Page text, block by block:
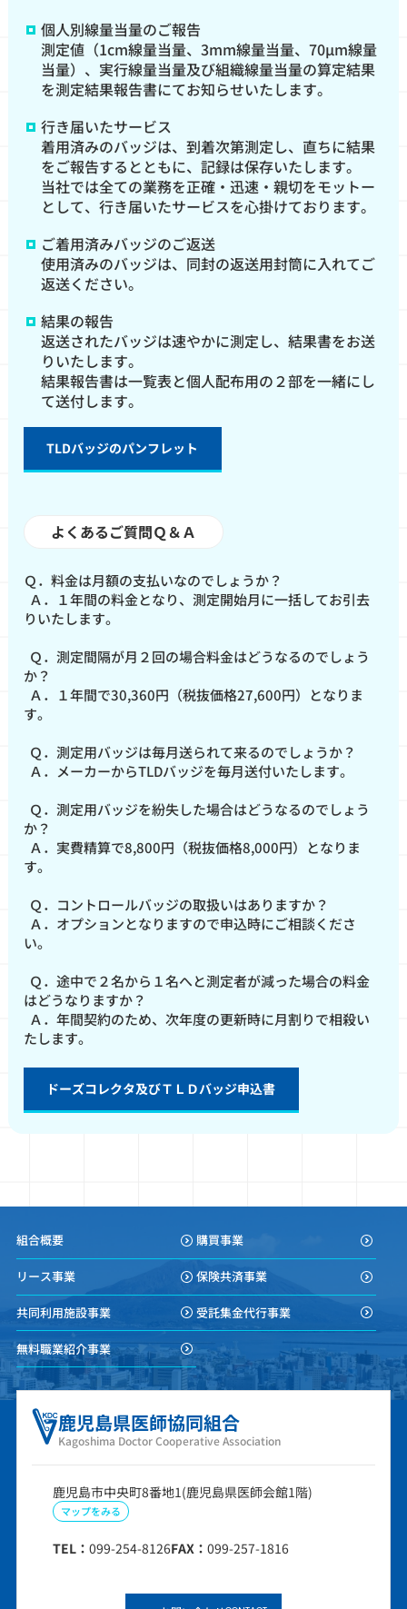
個人別線量当量のご報告
測定値（1cm線量当量、3mm線量当量、70μm線量
当量）、実行線量当量及び組織線量当量の算定結果
を測定結果報告書にてお知らせいたします。
行き届いたサービス
着用済みのバッジは、到着次第測定し、直ちに結果
をご報告するとともに、記録は保存いたします。
当社では全ての業務を正確・迅速・親切をモットー
として、行き届いたサービスを心掛けております。
ご着用済みバッジのご返送
使用済みのバッジは、同封の返送用封筒に入れてご
返送ください。
結果の報告
返送されたバッジは速やかに測定し、結果書をお送
りいたします。
結果報告書は一覧表と個人配布用の２部を一緒にし
て送付します。
TLDバッジのパンフレット
よくあるご質問Ｑ＆Ａ
Ｑ．料金は月額の支払いなのでしょうか？
Ａ．１年間の料金となり、測定開始月に一括してお引去
りいたします。
Ｑ．測定間隔が月２回の場合料金はどうなるのでしょう
か？
Ａ．１年間で30,360円（税抜価格27,600円）となりま
す。
Ｑ．測定用バッジは毎月送られて来るのでしょうか？
Ａ．メーカーからTLDバッジを毎月送付いたします。
Ｑ．測定用バッジを紛失した場合はどうなるのでしょう
か？
Ａ．実費精算で8,800円（税抜価格8,000円）となりま
す。
Ｑ．コントロールバッジの取扱いはありますか？
Ａ．オプションとなりますので申込時にご相談くださ
い。
Ｑ．途中で２名から１名へと測定者が減った場合の料金
はどうなりますか？
Ａ．年間契約のため、次年度の更新時に月割りで相殺い
たします。
ドーズコレクタ及びＴＬＤバッジ申込書
組合概要 購買事業
リース事業 保険共済事業
共同利用施設事業 受託集金代行事業
無料職業紹介事業
鹿児島県医師協同組合
Kagoshima Doctor Cooperative Association
鹿児島市中央町8番地1(鹿児島県医師会館1階)
マップをみる
TEL： 099-254-8126FAX： 099-257-1816